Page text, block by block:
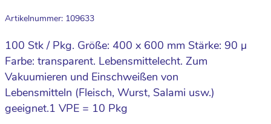
Artikelnummer: 109633
100 Stk / Pkg. Größe: 400 x 600 mm Stärke: 90 µ
Farbe: transparent. Lebensmittelecht. Zum
Vakuumieren und Einschweißen von
Lebensmitteln (Fleisch, Wurst, Salami usw.)
geeignet.1 VPE = 10 Pkg